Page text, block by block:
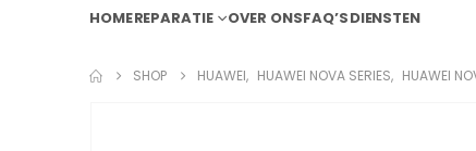
HOMEREPARATIE OVER ONSFAQ’SDIENSTEN
SHOP HUAWEI, HUAWEI NOVA SERIES, HUAWEI